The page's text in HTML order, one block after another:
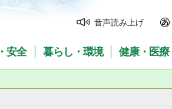
音声読み上げ
安全 暮らし・環境 健康・医療